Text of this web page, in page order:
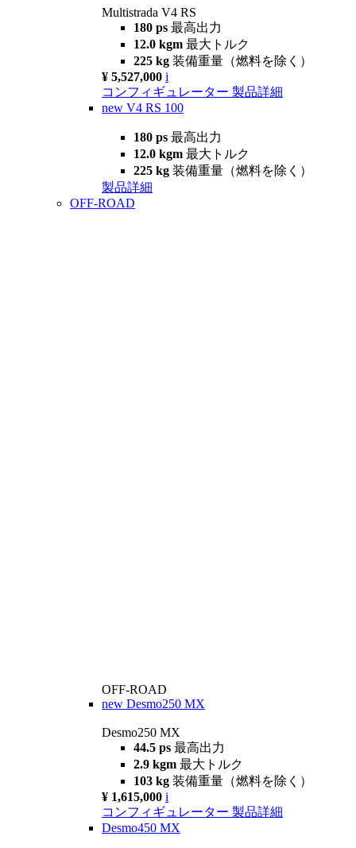
Multistrada V4 RS
180 ps 最高出力
12.0 kgm 最大トルク
225 kg 装備重量（燃料を除く）
¥ 5,527,000 i
コンフィギュレーター 製品詳細
new V4 RS 100
180 ps 最高出力
12.0 kgm 最大トルク
225 kg 装備重量（燃料を除く）
製品詳細
OFF-ROAD
OFF-ROAD
new Desmo250 MX
Desmo250 MX
44.5 ps 最高出力
2.9 kgm 最大トルク
103 kg 装備重量（燃料を除く）
¥ 1,615,000 i
コンフィギュレーター 製品詳細
Desmo450 MX